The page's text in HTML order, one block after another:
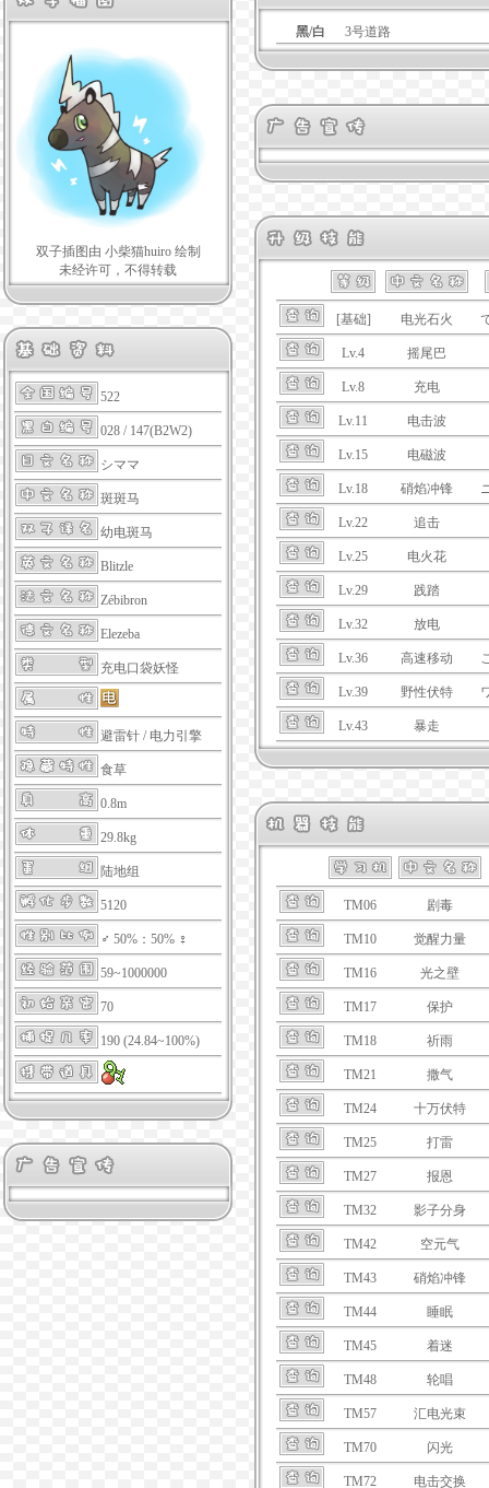
双子插图由 小柴猫huiro 绘制
未经许可，不得转载
522
028 / 147(B2W2)
シママ
斑斑马
幼电斑马
Blitzle
Zébibron
Elezeba
充电口袋妖怪
避雷针 / 电力引擎
食草
0.8m
29.8kg
陆地组
5120
♂ 50%：50% ♀
59~1000000
70
190 (24.84~100%)
黑/白 3号道路
[基础] 电光石火
Lv.4 摇尾巴
Lv.8 充电
Lv.11 电击波
Lv.15 电磁波
Lv.18 硝焰冲锋
Lv.22 追击
Lv.25 电火花
Lv.29 践踏
Lv.32 放电
Lv.36 高速移动
Lv.39 野性伏特
Lv.43 暴走
TM06 剧毒
TM10 觉醒力量
TM16 光之壁
TM17 保护
TM18 祈雨
TM21 撒气
TM24 十万伏特
TM25 打雷
TM27 报恩
TM32 影子分身
TM42 空元气
TM43 硝焰冲锋
TM44 睡眠
TM45 着迷
TM48 轮唱
TM57 汇电光束
TM70 闪光
TM72 电击交换